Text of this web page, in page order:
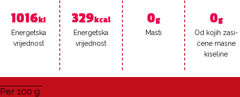
1016kJ
Ener­get­ska
vri­jed­nost
329kcal
Ener­get­ska
vri­jed­nost
0g
Mas­ti
0g
Od ko­jih za­si­
će­ne mas­ne
ki­se­li­ne
Per 100 g